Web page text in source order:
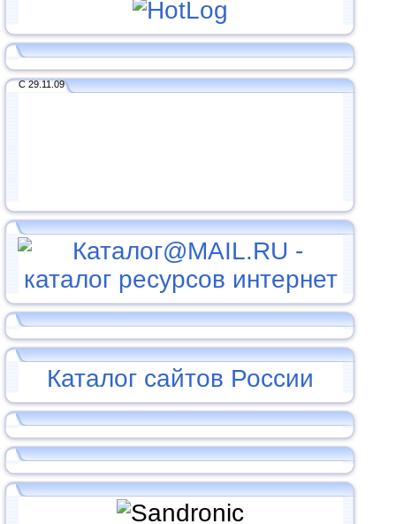
С 29.11.09
Каталог сайтов России